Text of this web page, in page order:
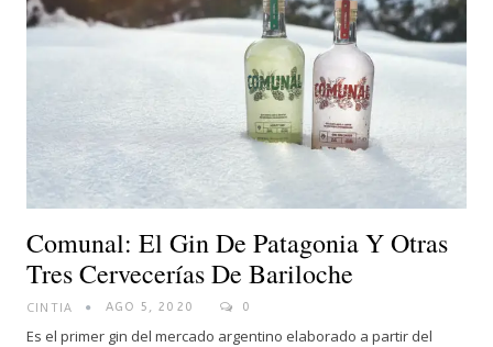
Comunal: El Gin De Patagonia Y Otras
Tres Cervecerías De Bariloche
CINTIA AGO 5, 2020 0
Es el primer gin del mercado argentino elaborado a partir del